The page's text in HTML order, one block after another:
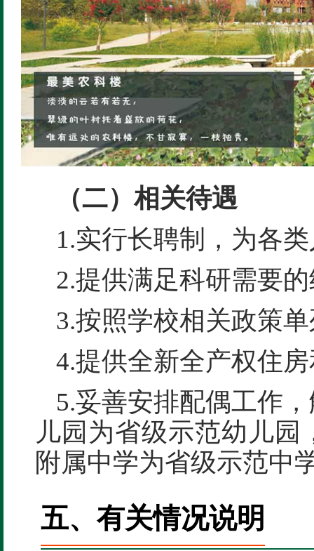
（二）相关待遇
1.实行长聘制，为各
2.提供满足科研需要
3.按照学校相关政策
4.提供全新全产权住
5.妥善安排配偶工作
儿园为省级示范幼儿
附属中学为省级示范中
五、有关情况说明